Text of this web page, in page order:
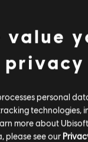
美麗新世界 1800》
週年紀念決定版
顯示項目 (3/3)
value
privacy
personal
technologies,
more about
please see our